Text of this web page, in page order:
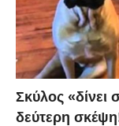
Σκύλος «δίνει
δεύτερη